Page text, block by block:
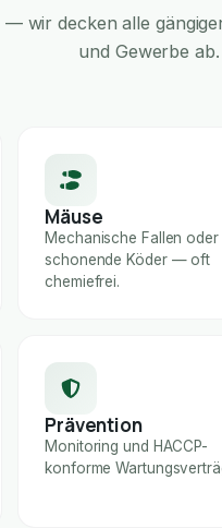
wir decken alle
und Gewerbe ab.
Mäuse
Mechanische Fallen oder
schonende Köder — oft
chemiefrei.
Prävention
Monitoring und HACCP-
konforme